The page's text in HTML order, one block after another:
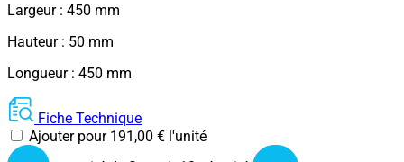
Largeur : 450 mm
Hauteur : 50 mm
Longueur : 450 mm
Fiche Technique
Ajouter pour 191,00 € l'unité